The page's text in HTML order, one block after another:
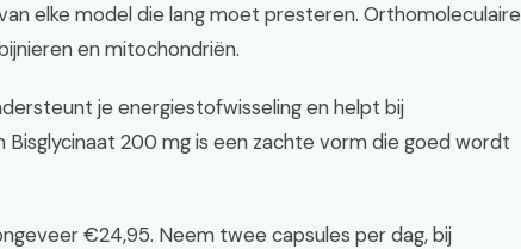
elke model die lang moet presteren. Orthomoleculaire
en mitochondriën.
je energiestofwisseling en helpt bij
Bisglycinaat 200 mg is een zachte vorm die goed wordt
€24,95. Neem twee capsules per dag, bij